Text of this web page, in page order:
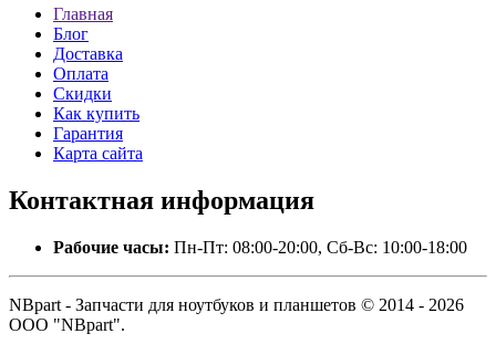
Главная
Блог
Доставка
Оплата
Скидки
Как купить
Гарантия
Карта сайта
Контактная информация
Рабочие часы: Пн-Пт: 08:00-20:00, Сб-Вс: 10:00-18:00
NBpart - Запчасти для ноутбуков и планшетов © 2014 - 2026
ООО "NBpart".